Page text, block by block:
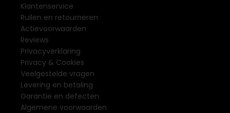
Klantenservice
Ruilen en retourneren
Actievoorwaarden
Reviews
Privacyverklaring
Privacy & Cookies
Veelgestelde vragen
Levering en betaling
Garantie en defecten
Algemene voorwaarden